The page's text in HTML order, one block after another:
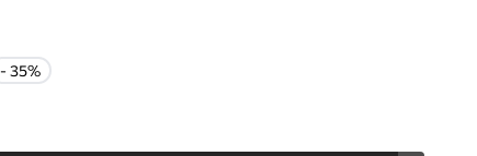
- 35%